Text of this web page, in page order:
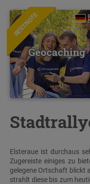
BESTNOTE
Geocaching
Elsteraue ist durchaus
Zugereiste einiges zu
gelegene Ortschaft blickt
strahlt diese bis zum